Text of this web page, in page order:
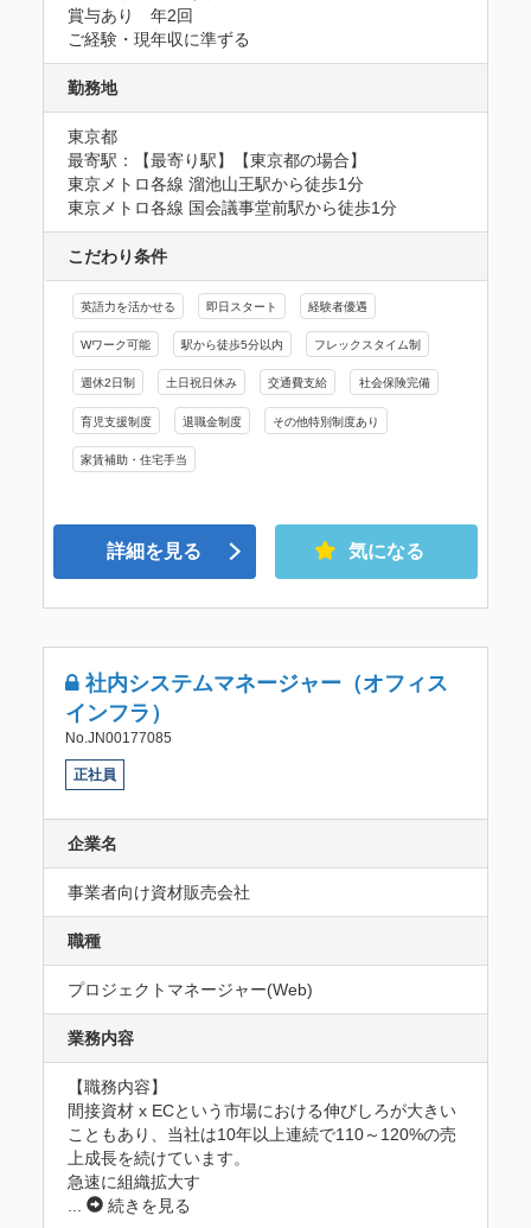
賞与あり　年2回
ご経験・現年収に準ずる
勤務地
東京都
最寄駅：【最寄り駅】【東京都の場合】
東京メトロ各線 溜池山王駅から徒歩1分
東京メトロ各線 国会議事堂前駅から徒歩1分
こだわり条件
英語力を活かせる 即日スタート 経験者優遇
Wワーク可能 駅から徒歩5分以内 フレックスタイム制
週休2日制 土日祝日休み 交通費支給 社会保険完備
育児支援制度 退職金制度 その他特別制度あり
家賃補助・住宅手当
詳細を見る 気になる
社内システムマネージャー（オフィス
インフラ）
No.JN00177085
正社員
企業名
事業者向け資材販売会社
職種
プロジェクトマネージャー(Web)
業務内容
【職務内容】
間接資材 x ECという市場における伸びしろが大きい
こともあり、当社は10年以上連続で110～120%の売
上成長を続けています。
急速に組織拡大す
続きを見る